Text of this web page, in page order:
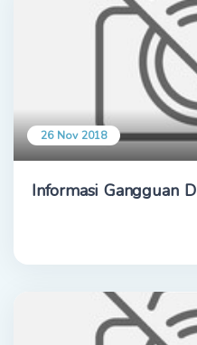
26 Nov 2018
Informasi Gangguan